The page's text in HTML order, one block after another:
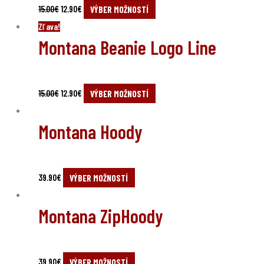
15.00€12.90€
VÝBER MOŽNOSTÍ
Zľava!
Montana Beanie Logo Line
15.00€
price
12.90€
price
VÝBER MOŽNOSTÍ
Montana Hoody
39.90€ VÝBER MOŽNOSTÍ
Montana ZipHoody
39.90€
VÝBER MOŽNOSTÍ